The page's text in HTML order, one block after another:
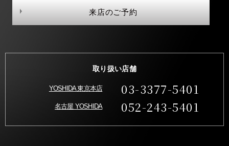
来店のご予約
取り扱い店舗
YOSHIDA 東京本店 03-3377-5401
名古屋 YOSHIDA 052-243-5401